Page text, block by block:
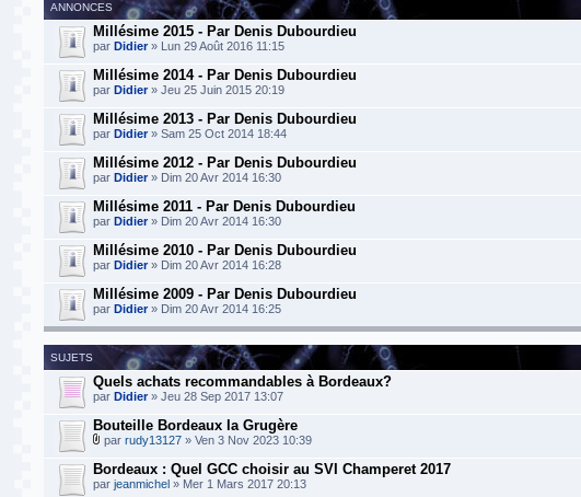
ANNONCES
Millésime 2015 - Par Denis Dubourdieu
par Didier» Lun 29 Août 2016 11:15
Millésime 2014 - Par Denis Dubourdieu
par Didier» Jeu 25 Juin 2015 20:19
Millésime 2013 - Par Denis Dubourdieu
par Didier» Sam 25 Oct 2014 18:44
Millésime 2012 - Par Denis Dubourdieu
par Didier» Dim 20 Avr 2014 16:30
Millésime 2011 - Par Denis Dubourdieu
par Didier» Dim 20 Avr 2014 16:30
Millésime 2010 - Par Denis Dubourdieu
par Didier» Dim 20 Avr 2014 16:28
Millésime 2009 - Par Denis Dubourdieu
par Didier» Dim 20 Avr 2014 16:25
SUJETS
Quels achats recommandables à Bordeaux?
par Didier» Jeu 28 Sep 2017 13:07
Bouteille Bordeaux la Grugère
par rudy13127 » Ven 3 Nov 2023 10:39
Bordeaux : Quel GCC choisir au SVI Champeret 2017
par jeanmichel » Mer 1 Mars 2017 20:13